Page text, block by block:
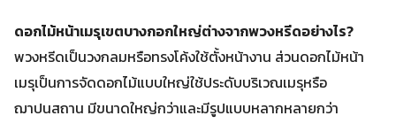
ดอกไม้หน้าเมรุเขตบางกอกใหญ่ต่างจากพวงหรีดอย่างไร?
พวงหรีดเป็นวงกลมหรือทรงโค้งใช้ตั้งหน้างาน ส่วนดอกไม้หน้า
เมรุเป็นการจัดดอกไม้แบบใหญ่ใช้ประดับบริเวณเมรุหรือ
ฌาปนสถาน มีขนาดใหญ่กว่าและมีรูปแบบหลากหลายกว่า